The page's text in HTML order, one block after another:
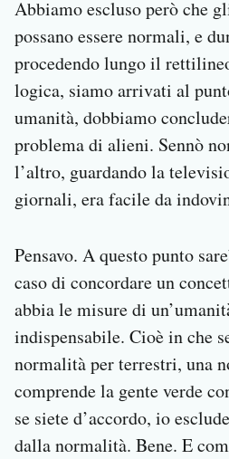
Abbiamo escluso però che
possano essere normali, e
procedendo lungo il
logica, siamo arrivati al
umanità, dobbiamo
problema di alieni. Sennò
l’altro, guardando la
giornali, era facile da
Pensavo. A questo punto
caso di concordare un
abbia le misure di
indispensabile. Cioè in che
normalità per terrestri, una
comprende la gente verde
se siete d’accordo, io
dalla normalità. Bene. E